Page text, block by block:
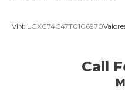
VIN: LGXC74C47T0106970
Call